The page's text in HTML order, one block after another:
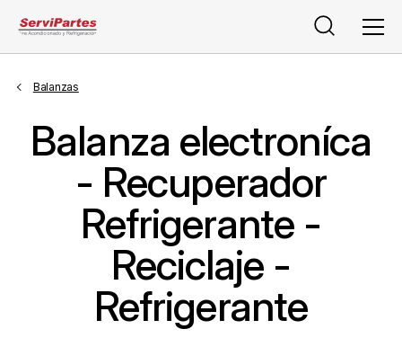
Buscar
Balanzas
Balanza electroníca
- Recuperador
Refrigerante -
Reciclaje -
Refrigerante